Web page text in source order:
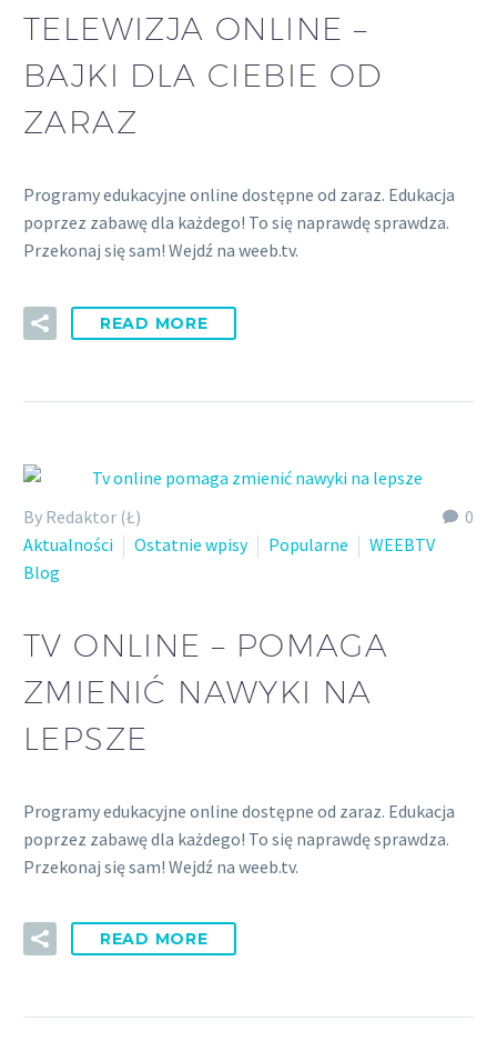
TELEWIZJA ONLINE –
BAJKI DLA CIEBIE OD
ZARAZ
Programy edukacyjne online dostępne od zaraz. Edukacja
poprzez zabawę dla każdego! To się naprawdę sprawdza.
Przekonaj się sam! Wejdź na weeb.tv.
READ MORE
0
By Redaktor (Ł)
Aktualności
Ostatnie wpisy Popularne
WEEBTV
Blog
TV ONLINE – POMAGA
ZMIENIĆ NAWYKI NA
LEPSZE
Programy edukacyjne online dostępne od zaraz. Edukacja
poprzez zabawę dla każdego! To się naprawdę sprawdza.
Przekonaj się sam! Wejdź na weeb.tv.
READ MORE